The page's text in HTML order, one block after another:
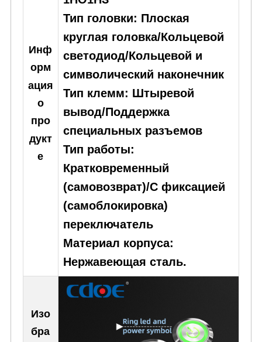
Инф
орм
ация
о
про
дукт
е
Тип головки: Плоская
круглая головка/Кольцевой
светодиод/Кольцевой и
символический наконечник
Тип клемм: Штыревой
вывод/Поддержка
специальных разъемов
Тип работы:
Кратковременный
(самовозврат)/С фиксацией
(самоблокировка)
переключатель
Материал корпуса:
Нержавеющая сталь.
Изо
бра